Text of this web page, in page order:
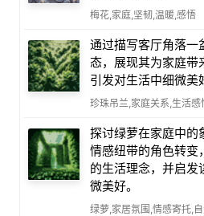
梅花,家庭,坚韧,温暖,感悟
通过描写客厅角落一
态，展现其为家庭带
引发对生活中细微美
珍珠吊兰,家庭关系,生活
探讨绿萝在家庭中的
情感纽带的角色转变
的生活理念，并启发
微美好。
绿萝,家居氛围,情感寄托,